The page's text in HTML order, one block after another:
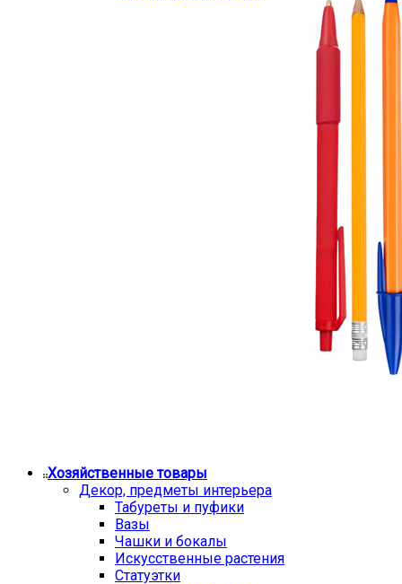
Хозяйственные товары
Декор, предметы интерьера
Табуреты и пуфики
Вазы
Чашки и бокалы
Искусственные растения
Статуэтки